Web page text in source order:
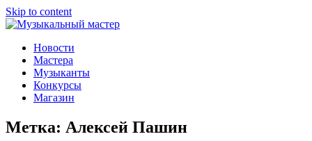
Skip to content
Музыкальный мастер
О мастерах музыкальных инструментов и музыкантах
Новости
Мастера
Музыканты
Конкурсы
Магазин
Метка: Алексей Пашин